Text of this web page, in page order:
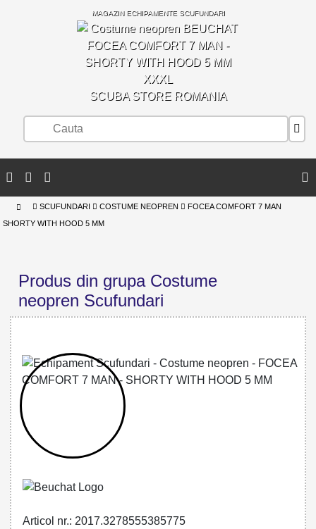
MAGAZIN ECHIPAMENTE SCUFUNDARI
SCUBA STORE ROMANIA
SCUFUNDARI COSTUME NEOPREN FOCEA COMFORT 7 MAN
SHORTY WITH HOOD 5 MM
Produs din grupa Costume
neopren Scufundari
32785553857 - FOCEA COMFORT 7 MAN
- SHORTY WITH HOOD 5 MM
Articol nr.: 2017.3278555385775